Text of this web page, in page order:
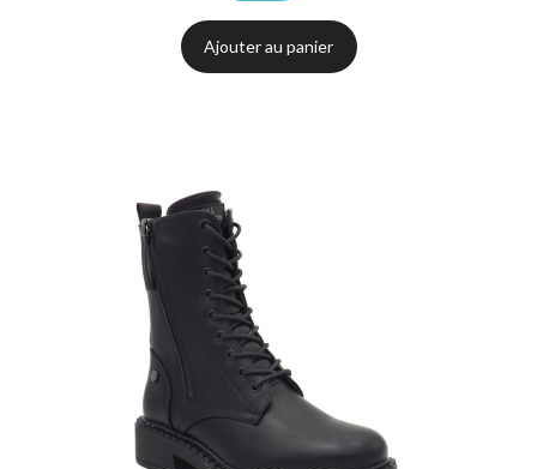
Ajouter au panier